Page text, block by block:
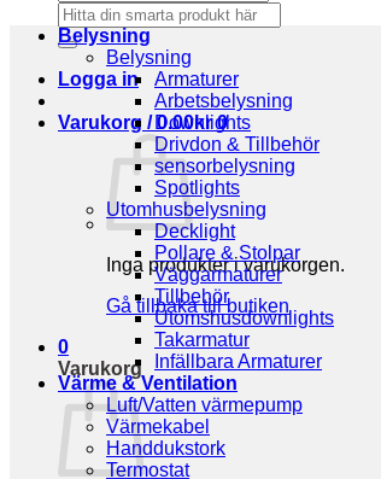
Sök
efter:
Logga in
Varukorg /0.00kr 0
Inga produkter i varukorgen.
Gå tillbaka till butiken
0
Varukorg
Belysning
Belysning
Armaturer
Arbetsbelysning
Downlights
Drivdon & Tillbehör
sensorbelysning
Spotlights
Utomhusbelysning
Decklight
Pollare & Stolpar
Väggarmaturer
Tillbehör
Utomshusdownlights
Takarmatur
Infällbara Armaturer
Värme & Ventilation
Luft/Vatten värmepump
Värmekabel
Handdukstork
Termostat